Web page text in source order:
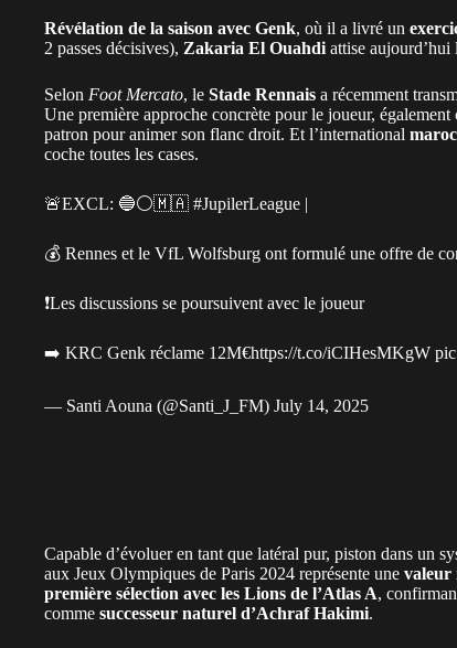
Révélation de la saison avec Genk, où il a livré un
2 passes décisives), Zakaria El Ouahdi attise aujourd’hui
Selon Foot Mercato, le Stade Rennais a récemment
Une première approche concrète pour le joueur, également
patron pour animer son flanc droit. Et l’international
coche toutes les cases.
🚨EXCL: 🔵⚪️🇲🇦 #JupilerLeague |
💰 Rennes et le VfL Wolfsburg ont formulé une offre de
❗️Les discussions se poursuivent avec le joueur
➡️ KRC Genk réclame 12M€https://t.co/iCIHesMKgW
— Santi Aouna (@Santi_J_FM) July 14, 2025
Capable d’évoluer en tant que latéral pur, piston dans un
aux Jeux Olympiques de Paris 2024 représente une valeur
première sélection avec les Lions de l’Atlas A,
comme successeur naturel d’Achraf Hakimi.